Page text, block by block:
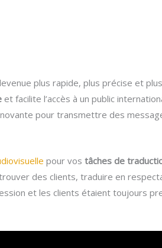
plus rapide, plus précise et
et facilite l’accès à un public
pour transmettre des
pour vostâches de
des clients, traduire en
et les clients étaient toujours